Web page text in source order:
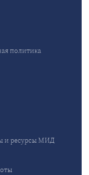
политика
и ресурсы МИД